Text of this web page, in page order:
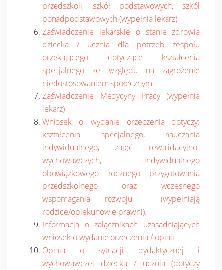
przedszkoli, szkół podstawowych, szkół
ponadpodstawowych (wypełnia lekarz)
Zaświadczenie lekarskie o stanie zdrowia
dziecka / ucznia dla potrzeb zespołu
orzekającego dotyczące kształcenia
specjalnego ze względu na zagrożenie
niedostosowaniem społecznym
Zaświadczenie Medycyny Pracy (wypełnia
lekarz)
Wniosek o wydanie orzeczenia dotyczy:
kształcenia specjalnego, nauczania
indywidualnego, zajęć rewalidacyjno-
wychowawczych, indywidualnego
obowiązkowego rocznego przygotowania
przedszkolnego oraz wczesnego
wspomagania rozwoju (wypełniają
rodzice/opiekunowie prawni).
Informacja o załącznikach uzasadniających
wniosek o wydanie orzeczenia / opinii
Opinia o sytuacji dydaktycznej i
wychowawczej dziecka / ucznia (dotyczy